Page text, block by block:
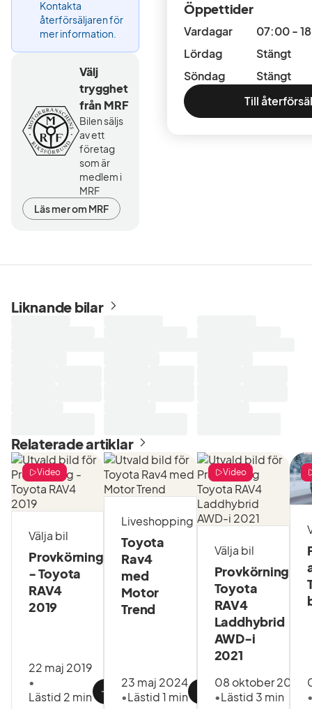
Kontakta
återförsäljaren för
mer information.
Välj
trygghet
från MRF
Bilen säljs
av ett
företag
som är
medlem i
MRF
Läs mer om MRF
Öppettider
Vardagar
07:00 -
Lördag
Stängt
Söndag
Stängt
Till
Liknande bilar
Relaterade artiklar
Välja bil
Provkörning
- Toyota
RAV4
2019
22 maj 2019
•
Lästid 2 min
Video
Liveshopping
Toyota
Rav4
med
Motor
Trend
23 maj 2024
•Lästid 1 min
Välja bil
Provkörning
Toyota
RAV4
Laddhybrid
AWD-i
2021
08 oktober 2021
•Lästid 3 min
Video